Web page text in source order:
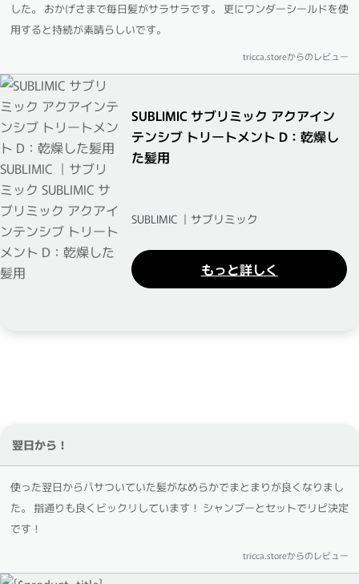
した。 おかげさまで毎日髪がサラサラです。 更にワンダーシールドを使
用すると持続が素晴らしいです。
tricca.storeからのレビュー
SUBLIMIC サブリミック アクアイン
テンシブ トリートメント D：乾燥し
た髪用
SUBLIMIC ｜サブリミック
もっと詳しく
翌日から！
使った翌日からパサついていた髪がなめらかでまとまりが良くなりまし
た。 指通りも良くビックリしています！ シャンプーとセットでリピ決定
です！
tricca.storeからのレビュー